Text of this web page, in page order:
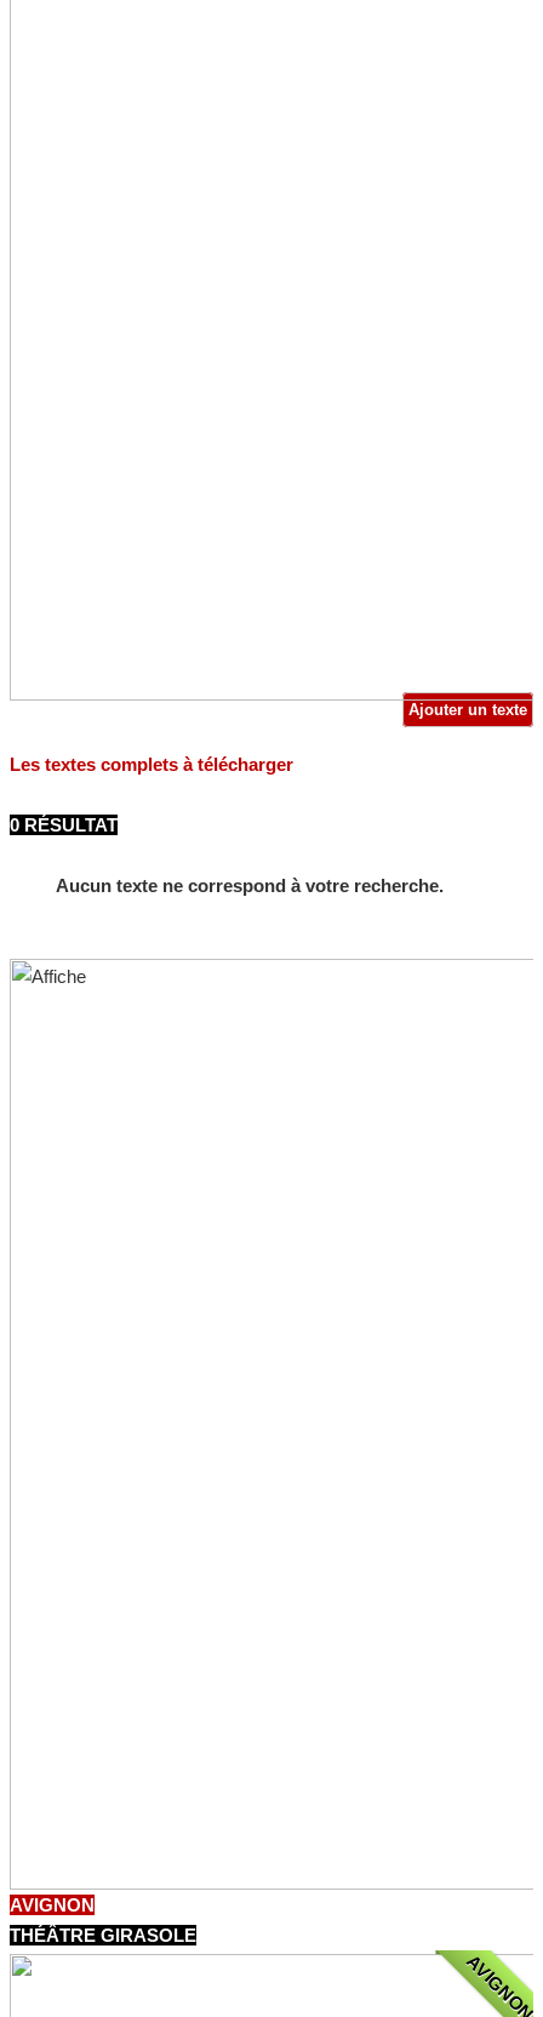
Ajouter un texte
Les textes complets à télécharger
0 RÉSULTAT
Aucun texte ne correspond à votre recherche.
AVIGNON
THÉÂTRE GIRASOLE
AVIGNON